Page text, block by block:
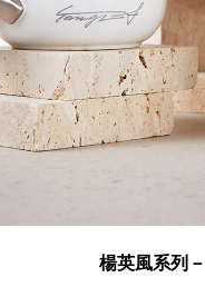
楊英風系列－